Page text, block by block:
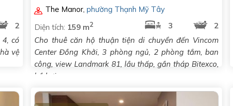
2
có
vệ
The Manor, phường Thạnh Mỹ Tây
Diện tích: 159 m2 3
2
Cho thuê căn hộ thuận tiện di chuyển đến Vincom
Center Đồng Khởi, 3 phòng ngủ, 2 phòng tắm, ban
công, view Landmark 81, lầu thấp, gần tháp Bitexco,
hồ bơi